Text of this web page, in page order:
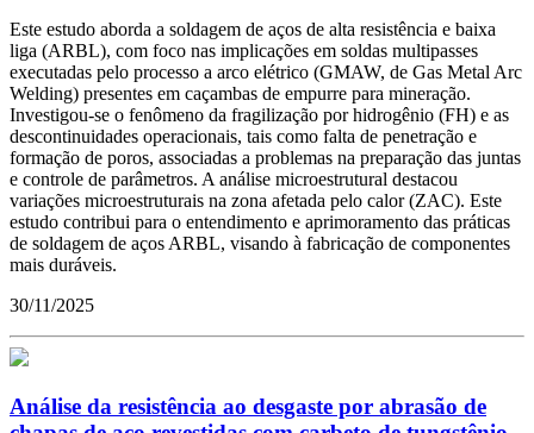
Este estudo aborda a soldagem de aços de alta resistência e baixa
liga (ARBL), com foco nas implicações em soldas multipasses
executadas pelo processo a arco elétrico (GMAW, de Gas Metal Arc
Welding) presentes em caçambas de empurre para mineração.
Investigou-se o fenômeno da fragilização por hidrogênio (FH) e as
descontinuidades operacionais, tais como falta de penetração e
formação de poros, associadas a problemas na preparação das juntas
e controle de parâmetros. A análise microestrutural destacou
variações microestruturais na zona afetada pelo calor (ZAC). Este
estudo contribui para o entendimento e aprimoramento das práticas
de soldagem de aços ARBL, visando à fabricação de componentes
mais duráveis.
30/11/2025
Análise da resistência ao desgaste por abrasão de